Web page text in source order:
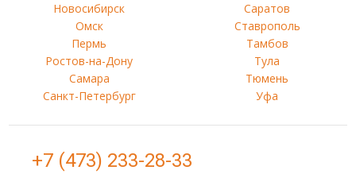
Новосибирск
Омск
Пермь
Ростов-на-Дону
Самара
Санкт-Петербург
Саратов
Ставрополь
Тамбов
Тула
Тюмень
Уфа
+7 (473) 233-28-33